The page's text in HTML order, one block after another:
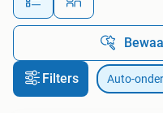
Filters Auto-